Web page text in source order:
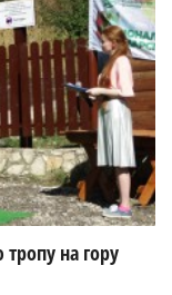
на гору